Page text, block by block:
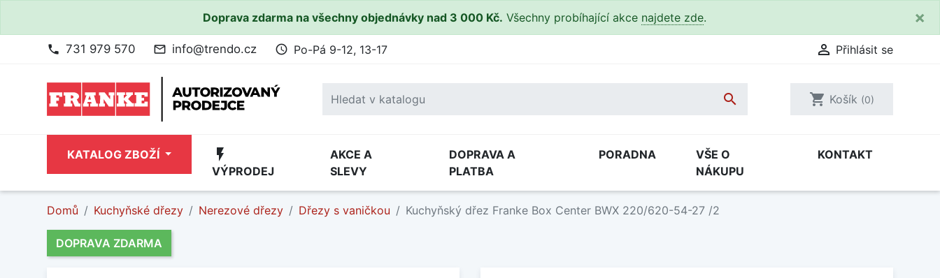
Doprava zdarma na všechny objednávky nad 3 000 Kč. Všechny probíhající akce najdete zde. ×
phone 731 979 570 mail_outline info@trendo.cz access_time Po-Pá 9-12, 13-17  Přihlásit se
 shopping_cart Košík (0)
KATALOG ZBOŽÍ flash_on
VÝPRODEJ
AKCE A
SLEVY
DOPRAVA A
PLATBA
PORADNA
VŠE O
NÁKUPU
KONTAKT
Domů Kuchyňské dřezy Nerezové dřezy Dřezy s vaničkou Kuchyňský dřez Franke Box Center BWX 220/620-54-27 /2
DOPRAVA ZDARMA